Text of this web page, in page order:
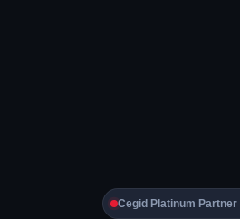
Cegid Platinum Partner